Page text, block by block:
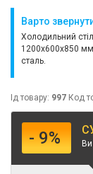
Варто
Холодильний
1200х600х850
сталь.
Ід товару: 997 Код
- 9% Ви